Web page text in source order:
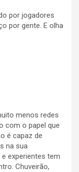
por jogadores
por gente. E olha
menos redes
com o papel que
é capaz de
na sua
experientes tem
Chuveirão,